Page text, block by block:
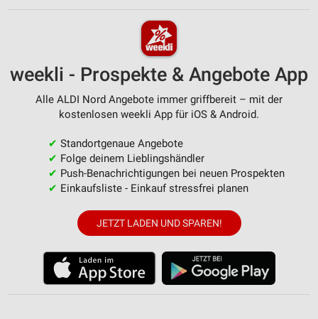
weekli - Prospekte & Angebote App
Alle ALDI Nord Angebote immer griffbereit – mit der
kostenlosen weekli App für iOS & Android.
✔ Standortgenaue Angebote
✔ Folge deinem Lieblingshändler
✔ Push-Benachrichtigungen bei neuen Prospekten
✔ Einkaufsliste - Einkauf stressfrei planen
JETZT LADEN UND SPAREN!